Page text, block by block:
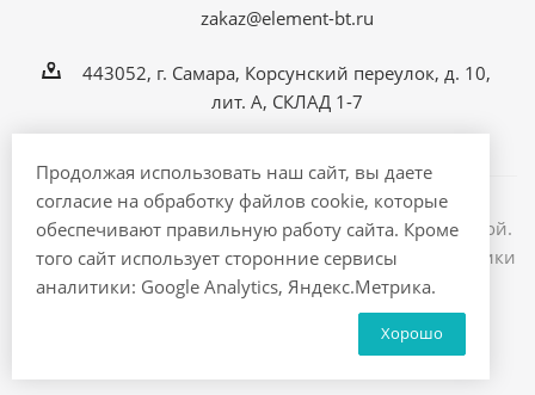
Продолжая использовать наш сайт, вы даете
согласие на обработку файлов cookie, которые
обеспечивают правильную работу сайта. Кроме
того сайт использует сторонние сервисы
аналитики: Google Analytics, Яндекс.Метрика.
Хорошо
zakaz@element-bt.ru
443052, г. Самара, Корсунский переулок, д. 10,
лит. А, СКЛАД 1-7
Информация на сайте не является публичной офертой.
2026 © ЭлементБТ - интернет магазин бытовой техники
и электроники